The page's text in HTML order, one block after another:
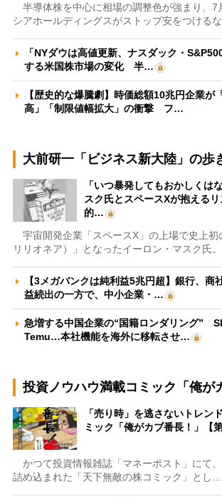
半導体株を中心に相場の調整色が強まり、7
シアホールディングスがストップ安をつける
「NYダウは高値更新、ナスダック・
する米国株市場の変化 半…
【歴史的な爆騰劇】時価総額10兆円企業が
高」「制限値幅拡大」の衝撃 フ…
大前研一「ビジネス新大陸」の歩
「いつ暴発してもおかしくは
スク氏とスペースXが抱える
的…
宇宙開発企業「スペースX」の上場で史上初
リリオネア）」となったイーロン・マスク氏
【3メガバンクは純利益5兆円超】銀行、商
益続出の一方で、中小企業・…
急増する中国企業の“国籍ロンダリング”
Temu…本社機能を海外に移転させ…
投資ノウハウ満載コミック「俺が
「売り時」を逃さないトレ
ミック「俺がカブ番長！」【第
かつて投資情報雑誌「マネーポスト」にて
詰め込まれた「天下無敵の株コミック」とし…